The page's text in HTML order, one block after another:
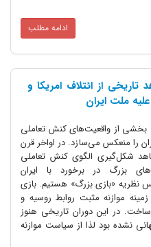
ادامه مطلب
تاریخی از ائتلاف امریکا و
ملت ایران
از واقعیت‌های کنش تعاملی
را منعکس می‌سازد. در اواخر قرن
شکل‌گیری الگوی کنش تعاملی
بزرگ در برخورد با ایران
نظریه «بازی بزرگ» هستیم. بازی
موازنه مثبت روابط روسیه و
در این دوران تاریخی هنوز
نشده بود لذا از سیاست موازنه